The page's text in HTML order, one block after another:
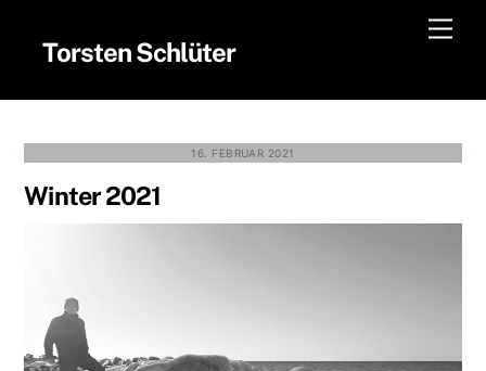
contentTorsten Schlüter
16. FEBRUAR 2021
Winter 2021